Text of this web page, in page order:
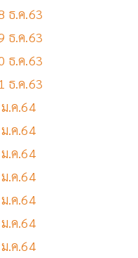
ธ.ค.63
ธ.ค.63
ธ.ค.63
ธ.ค.63
.ค.64
.ค.64
.ค.64
.ค.64
.ค.64
.ค.64
.ค.64